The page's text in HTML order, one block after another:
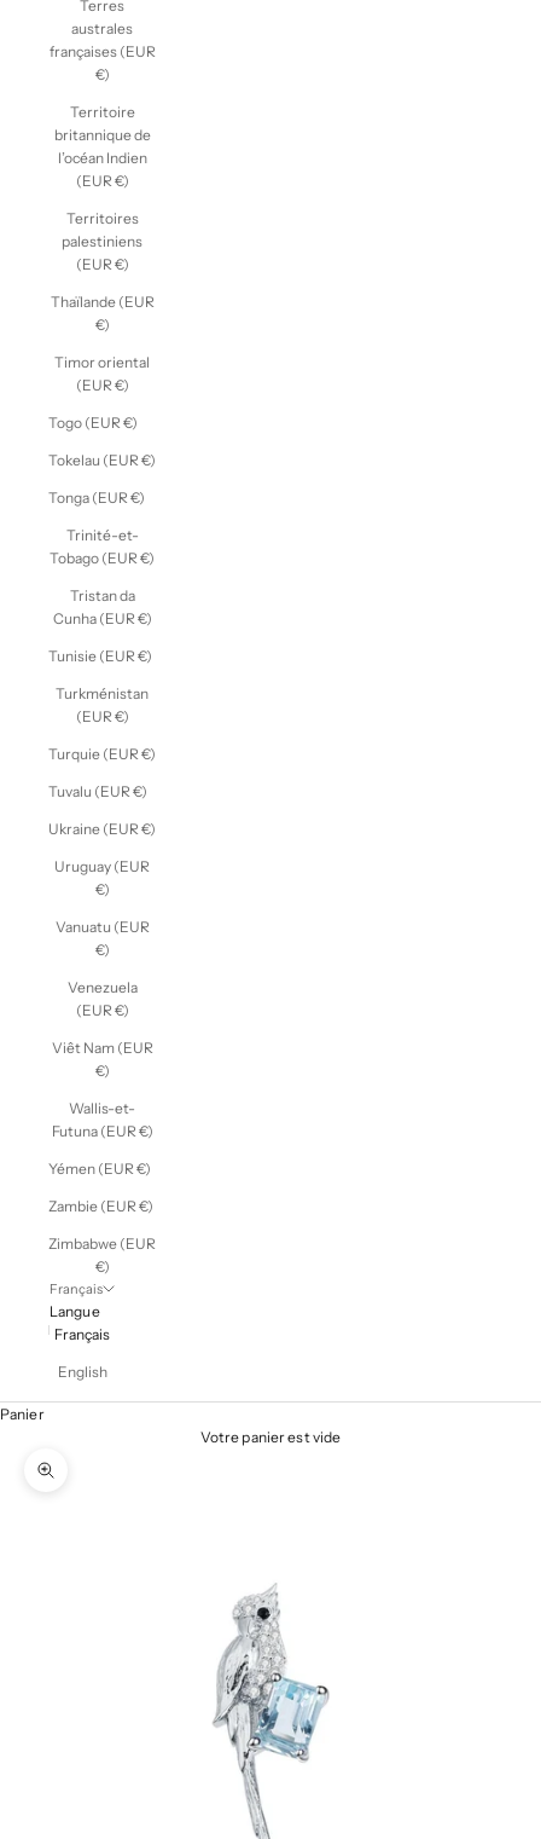
Terres
australes
françaises (EUR
€)
Territoire
britannique de
l’océan Indien
(EUR €)
Territoires
palestiniens
(EUR €)
Thaïlande (EUR
€)
Timor oriental
(EUR €)
Togo (EUR €)
Tokelau (EUR €)
Tonga (EUR €)
Trinité-et-
Tobago (EUR €)
Tristan da
Cunha (EUR €)
Tunisie (EUR €)
Turkménistan
(EUR €)
Turquie (EUR €)
Tuvalu (EUR €)
Ukraine (EUR €)
Uruguay (EUR
€)
Vanuatu (EUR
€)
Venezuela
(EUR €)
Viêt Nam (EUR
€)
Wallis-et-
Futuna (EUR €)
Yémen (EUR €)
Zambie (EUR €)
Zimbabwe (EUR
€)
Français
Langue
Français
English
Panier
Votre panier est vide
Zoomer sur l'image